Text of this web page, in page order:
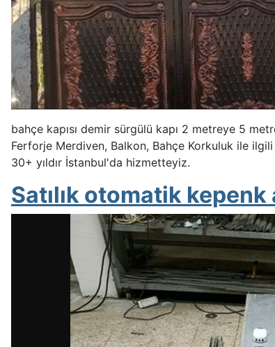
bahçe kapısı demir sürgülü kapı 2 metreye 5
Ferforje Merdiven, Balkon, Bahçe Korkuluk ile
30+ yıldır İstanbul'da hizmetteyiz.
Satılık otomatik